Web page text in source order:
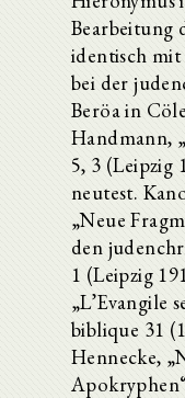
Bearbeitung
identisch mit
bei der
Beröa in
Handmann,
5, 3 (Leipzig
neutest.
„Neue
den
1 (Leipzig
„L’Evangile
biblique 31
Hennecke,